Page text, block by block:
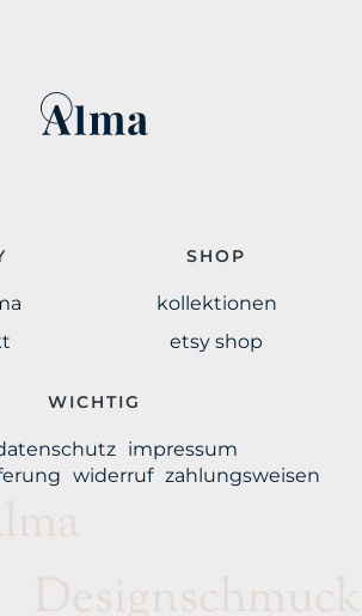
SHOP
kollektionen
etsy shop
WICHTIG
impressum
widerruf zahlungsweisen
Designschmuck